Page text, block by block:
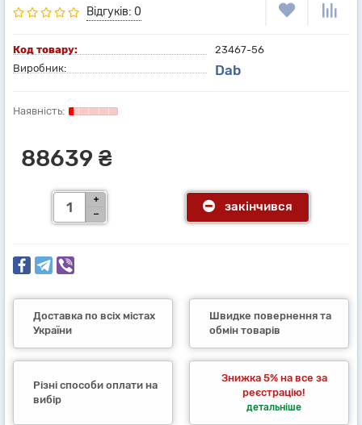
Відгуків: 0
Код товару:
23467-56
Виробник:
Dab
88639 ₴
закінчився
Доставка по всіх містах
України
Швидке повернення та
обмін товарів
Різні способи оплати на
вибір
Знижка 5% на все за
реєстрацію!
детальніше